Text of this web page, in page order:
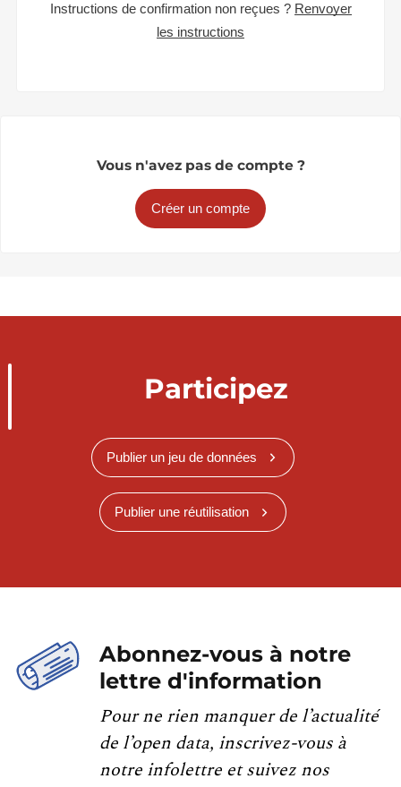
Instructions de confirmation non reçues ? Renvoyer
les instructions
Vous n'avez pas de compte ?
Créer un compte
Participez
Publier un jeu de données
Publier une réutilisation
Abonnez-vous à notre
lettre d'information
Pour ne rien manquer de l’actualité
de l’open data, inscrivez-vous à
notre infolettre et suivez nos